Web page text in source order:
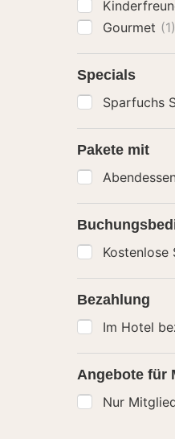
Gourmet (1)
Specials
Sparfuchs
Pakete mit
Kostenlose
Bezahlung
Im Hotel
Angebote für
Nur